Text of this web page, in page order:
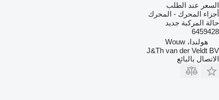
السعر عند الطلب
أجزاء المحرك - المحرك
حالة المركبة جديد
6459428
هولندا، Wouw
J&Th van der Veldt BV
الاتصال بالبائع